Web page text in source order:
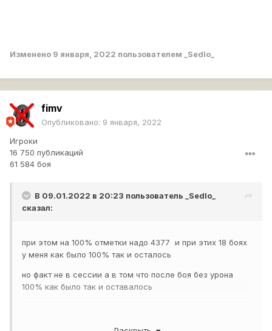
Изменено 9 января, 2022 пользователем _Sedlo_
fimv
Опубликовано: 9 января, 2022
Игроки
16 750 публикаций
61 584 боя
В 09.01.2022 в 20:23 пользователь _Sedlo_
сказал:
при этом на 100% отметки надо 4377 и при этих 18 боях
у меня как было 100% так и осталось
но факт не в сессии а в том что после боя без урона
100% как было так и оставалось